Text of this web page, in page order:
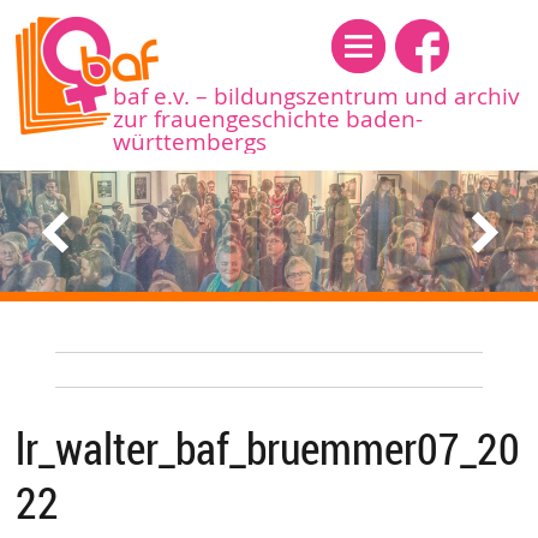
baf e.v. – bildungszentrum und archiv
zur frauengeschichte baden-
württembergs
Menü
lr_walter_baf_bruemmer07_20
22